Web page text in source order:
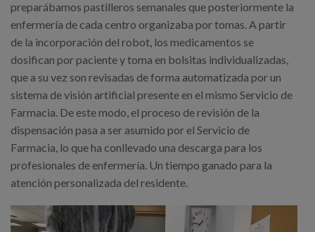
preparábamos pastilleros semanales que posteriormente la
enfermería de cada centro organizaba por tomas. A partir
de la incorporación del robot, los medicamentos se
dosifican por paciente y toma en bolsitas individualizadas,
que a su vez son revisadas de forma automatizada por un
sistema de visión artificial presente en el mismo Servicio de
Farmacia. De este modo, el proceso de revisión de la
dispensación pasa a ser asumido por el Servicio de
Farmacia, lo que ha conllevado una descarga para los
profesionales de enfermería. Un tiempo ganado para la
atención personalizada del residente.